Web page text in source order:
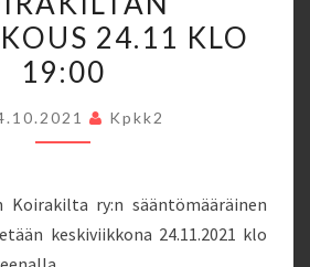
SYYSKOKOUS
24.11
KLO
24.11 KLO
19:00
Kpkk2
Koirakilta ry:n sääntömääräinen
keskiviikkona 24.11.2021 klo